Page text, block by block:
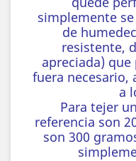
simplemente
de
resistente,
apreciada)
fuera necesario,
a
Para tejer
referencia son
son 300